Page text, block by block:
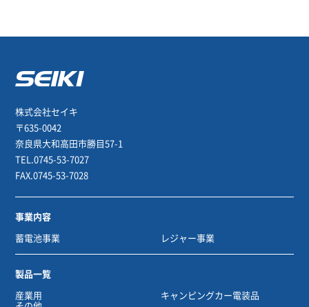
株式会社セイキ
〒635-0042
奈良県大和高田市勝目57-1
TEL.0745-53-7027
FAX.0745-53-7028
事業内容
蓄電池事業
レジャー事業
製品一覧
産業用
キャンピングカー電装品